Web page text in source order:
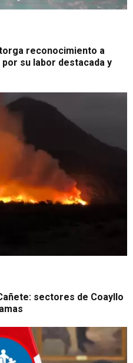
reconocimiento a
su labor destacada y
sectores de Coayllo